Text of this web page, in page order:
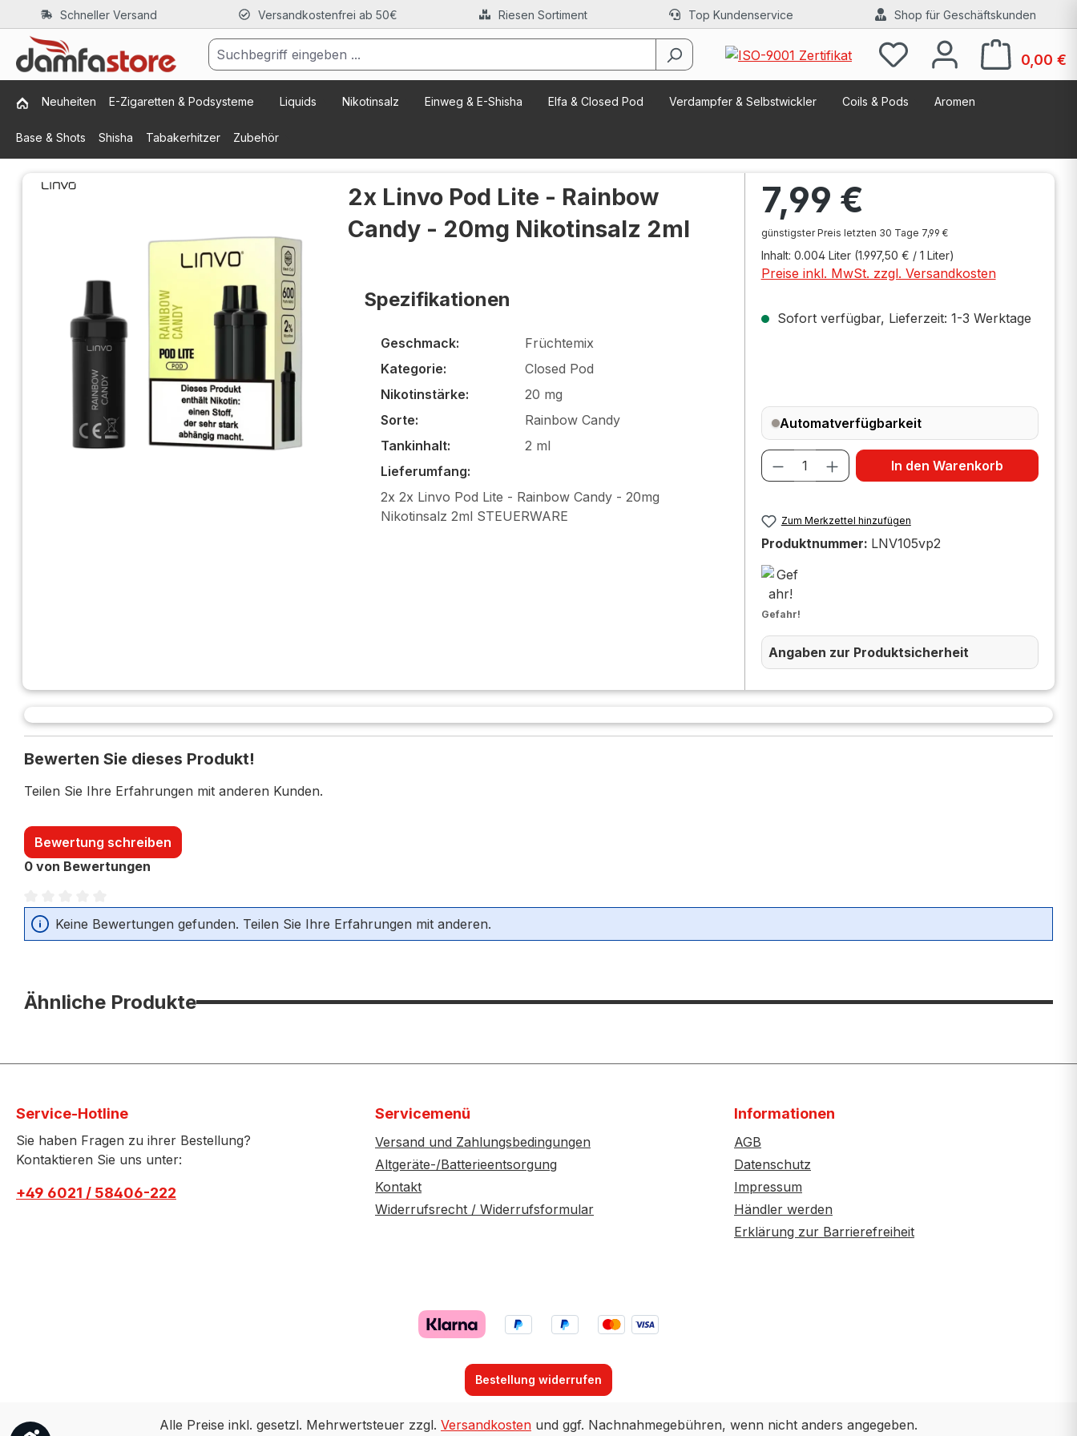
Hauptinhalt springen
Zur Suche springen
Zur Hauptnavigation springen
Schneller Versand Versandkostenfrei ab 50€ Riesen Sortiment Top Kundenservice Shop für Geschäftskunden
0,00 €
Neuheiten E-Zigaretten & Podsysteme Liquids Nikotinsalz Einweg & E-Shisha Elfa & Closed Pod Verdampfer & Selbstwickler Coils & Pods Aromen
Base & Shots Shisha Tabakerhitzer Zubehör
Bildergalerie überspringen
2x Linvo Pod Lite - Rainbow
Candy - 20mg Nikotinsalz 2ml
Spezifikationen
Geschmack:
Früchtemix
Kategorie:
Closed Pod
Nikotinstärke:
20 mg
Sorte:
Rainbow Candy
Tankinhalt:
2 ml
Lieferumfang:
2x 2x Linvo Pod Lite - Rainbow Candy - 20mg
Nikotinsalz 2ml STEUERWARE
7,99 €
günstigster Preis letzten 30 Tage 7,99 €
Inhalt: 0.004 Liter (1.997,50 € / 1 Liter)
Preise inkl. MwSt. zzgl. Versandkosten
Sofort verfügbar, Lieferzeit: 1-3 Werktage
Automatverfügbarkeit
Produkt Anzahl: Gib den
In den Warenkorb
Zum Merkzettel hinzufügen
Produktnummer: LNV105vp2
Gefahr!
Angaben zur Produktsicherheit
Bewerten Sie dieses Produkt!
Teilen Sie Ihre Erfahrungen mit anderen Kunden.
Bewertung schreiben
0 von Bewertungen
Durchschnittliche Bewertung von 0 von 5 Sternen
Keine Bewertungen gefunden. Teilen Sie Ihre Erfahrungen mit anderen.
Ähnliche Produkte
Service-Hotline
Sie haben Fragen zu ihrer Bestellung?
Kontaktieren Sie uns unter:
+49 6021 / 58406-222
Servicemenü
Versand und Zahlungsbedingungen
Altgeräte-/Batterieentsorgung
Kontakt
Widerrufsrecht / Widerrufsformular
Informationen
AGB
Datenschutz
Impressum
Händler werden
Erklärung zur Barrierefreiheit
Bestellung widerrufen
Alle Preise inkl. gesetzl. Mehrwertsteuer zzgl. Versandkosten und ggf. Nachnahmegebühren, wenn nicht anders angegeben.